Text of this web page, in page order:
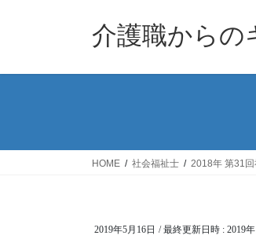
介護職からの
HOME 社会福祉士 2018年 第31
2019年5月16日 / 最終更新日時 : 2019